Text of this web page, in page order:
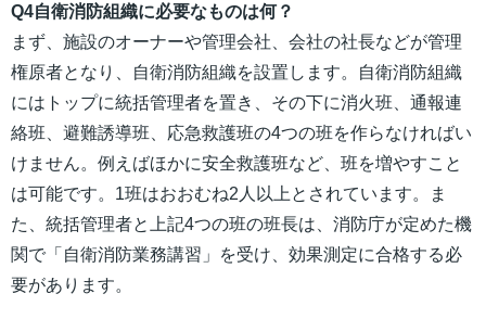
Q4自衛消防組織に必要なものは何？
まず、施設のオーナーや管理会社、会社の社長などが管理
権原者となり、自衛消防組織を設置します。自衛消防組織
にはトップに統括管理者を置き、その下に消火班、通報連
絡班、避難誘導班、応急救護班の4つの班を作らなければい
けません。例えばほかに安全救護班など、班を増やすこと
は可能です。1班はおおむね2人以上とされています。ま
た、統括管理者と上記4つの班の班長は、消防庁が定めた機
関で「自衛消防業務講習」を受け、効果測定に合格する必
要があります。